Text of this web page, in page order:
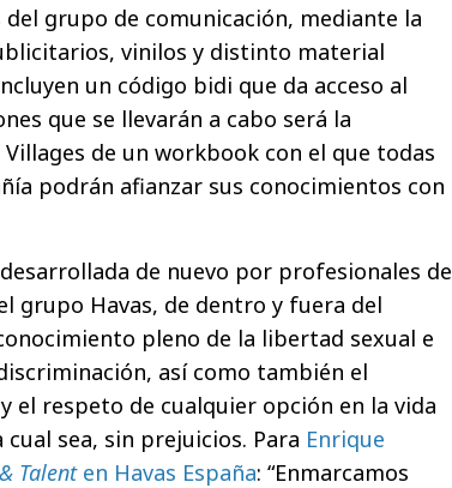
del grupo de comunicación, mediante la
vinilos y distinto material
un código bidi que da acceso al
que se llevarán a cabo será la
de un workbook con el que todas
podrán afianzar sus conocimientos con
de nuevo por profesionales de
grupo Havas, de dentro y fuera del
pleno de la libertad sexual e
así como también el
el respeto de cualquier opción en la vida
sea, sin prejuicios. Para Enrique
Talenten Havas España: “Enmarcamos